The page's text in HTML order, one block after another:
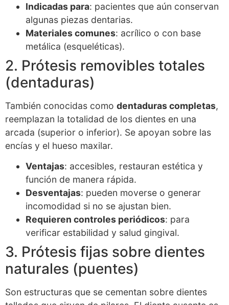
Indicadas para: pacientes que aún conservan
algunas piezas dentarias.
Materiales comunes: acrílico o con base
metálica (esqueléticas).
2. Prótesis removibles totales
(dentaduras)
También conocidas como dentaduras completas,
reemplazan la totalidad de los dientes en una
arcada (superior o inferior). Se apoyan sobre las
encías y el hueso maxilar.
Ventajas: accesibles, restauran estética y
función de manera rápida.
Desventajas: pueden moverse o generar
incomodidad si no se ajustan bien.
Requieren controles periódicos: para
verificar estabilidad y salud gingival.
3. Prótesis fijas sobre dientes
naturales (puentes)
Son estructuras que se cementan sobre dientes